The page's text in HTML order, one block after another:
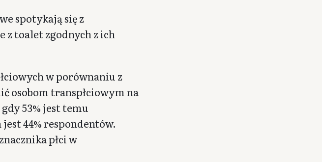
spotykają się z
z toalet zgodnych z ich
w porównaniu z
osobom transpłciowym na
53% jest temu
44% respondentów.
płci w